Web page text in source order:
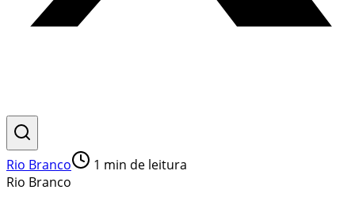
Rio Branco 1 min de leitura
Rio Branco